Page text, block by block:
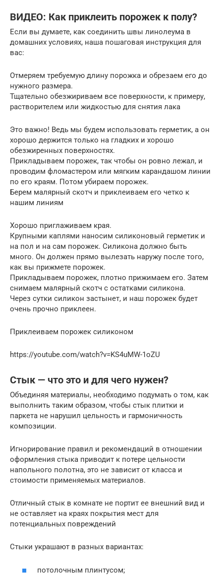
ВИДЕО: Как приклеить порожек к полу?
Если вы думаете, как соединить швы линолеума в
домашних условиях, наша пошаговая инструкция для
вас:
Отмеряем требуемую длину порожка и обрезаем его до
нужного размера.
Тщательно обезжириваем все поверхности, к примеру,
растворителем или жидкостью для снятия лака
Это важно! Ведь мы будем использовать герметик, а он
хорошо держится только на гладких и хорошо
обезжиренных поверхностях.
Прикладываем порожек, так чтобы он ровно лежал, и
проводим фломастером или мягким карандашом линии
по его краям. Потом убираем порожек.
Берем малярный скотч и приклеиваем его четко к
нашим линиям
Хорошо приглаживаем края.
Крупными каплями наносим силиконовый герметик и
на пол и на сам порожек. Силикона должно быть
много. Он должен прямо вылезать наружу после того,
как вы прижмете порожек.
Прикладываем порожек, плотно прижимаем его. Затем
снимаем малярный скотч с остатками силикона.
Через сутки силикон застынет, и наш порожек будет
очень прочно приклеен.
Приклеиваем порожек силиконом
https://youtube.com/watch?v=KS4uMW-1oZU
Стык — что это и для чего нужен?
Объединяя материалы, необходимо подумать о том, как
выполнить таким образом, чтобы стык плитки и
паркета не нарушил цельность и гармоничность
композиции.
Игнорирование правил и рекомендаций в отношении
оформления стыка приводит к потере цельности
напольного полотна, это не зависит от класса и
стоимости применяемых материалов.
Отличный стык в комнате не портит ее внешний вид и
не оставляет на краях покрытия мест для
потенциальных повреждений
Стыки украшают в разных вариантах:
потолочным плинтусом;